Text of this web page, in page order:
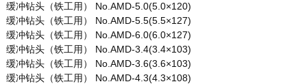
缓冲钻头（铁工用） No.AMD-5.0(5.0×120)
缓冲钻头（铁工用） No.AMD-5.5(5.5×127)
缓冲钻头（铁工用） No.AMD-6.0(6.0×127)
缓冲钻头（铁工用） No.AMD-3.4(3.4×103)
缓冲钻头（铁工用） No.AMD-3.6(3.6×103)
缓冲钻头（铁工用） No.AMD-4.3(4.3×108)